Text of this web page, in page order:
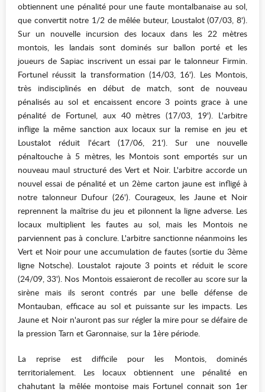
obtiennent une pénalité pour une faute montalbanaise au sol,
que convertit notre 1/2 de mêlée buteur, Loustalot (07/03, 8').
Sur un nouvelle incursion des locaux dans les 22 mètres
montois, les landais sont dominés sur ballon porté et les
joueurs de Sapiac inscrivent un essai par le talonneur Firmin.
Fortunel réussit la transformation (14/03, 16'). Les Montois,
très indisciplinés en début de match, sont de nouveau
pénalisés au sol et encaissent encore 3 points grace à une
pénalité de Fortunel, aux 40 mètres (17/03, 19'). L'arbitre
inflige la même sanction aux locaux sur la remise en jeu et
Loustalot réduit l'écart (17/06, 21'). Sur une nouvelle
pénaltouche à 5 mètres, les Montois sont emportés sur un
nouveau maul structuré des Vert et Noir. L'arbitre accorde un
nouvel essai de pénalité et un 2ème carton jaune est infligé à
notre talonneur Dufour (26'). Courageux, les Jaune et Noir
reprennent la maîtrise du jeu et pilonnent la ligne adverse. Les
locaux multiplient les fautes au sol, mais les Montois ne
parviennent pas à conclure. L'arbitre sanctionne néanmoins les
Vert et Noir pour une accumulation de fautes (sortie du 3ème
ligne Notsche). Loustalot rajoute 3 points et réduit le score
(24/09, 33'). Nos Montois essaieront de recoller au score sur la
sirène mais ils seront contrés par une belle défense de
Montauban, efficace au sol et puissante sur les impacts. Les
Jaune et Noir n'auront pas sur régler la mire pour se défaire de
la pression Tarn et Garonnaise, sur la 1ère période.
La reprise est difficile pour les Montois, dominés
territorialement. Les locaux obtiennent une pénalité en
chahutant la mêlée montoise mais Fortunel connait son 1er